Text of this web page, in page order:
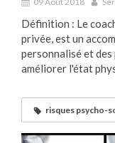
Définition : Le
privée, est un
personnalisé et
améliorer l'état
risques psycho-